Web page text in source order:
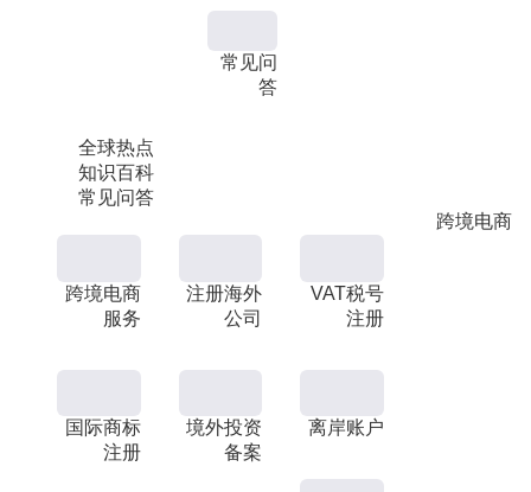
全球热点
知识百科
常见问答
常见问
答
跨境电商
跨境电商
服务
注册海外
公司
VAT税号
注册
国际商标
注册
境外投资
备案
离岸账户